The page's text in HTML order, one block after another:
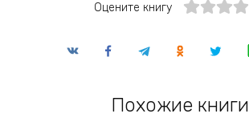
Оцените книгу
Похожие книги